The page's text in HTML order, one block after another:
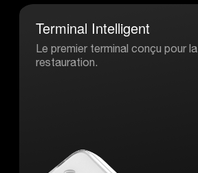
Terminal Intelligent
Le premier terminal conçu pour la
restauration.